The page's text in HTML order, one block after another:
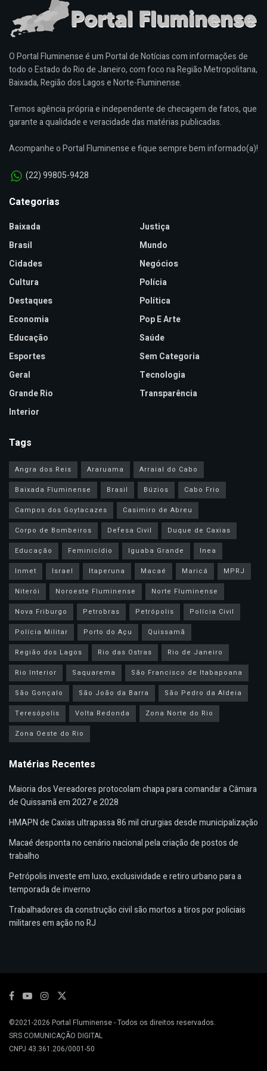
O Portal Fluminense é um Portal de Notícias com informações de
todo o Estado do Rio de Janeiro, com foco na Região Metropolitana,
Baixada, Região dos Lagos e Norte-Fluminense.
Temos agência própria e independente de checagem de fatos, que
garante a qualidade e veracidade das matérias publicadas.
Acompanhe o Portal Fluminense e fique sempre bem informado(a)!
(22) 99805-9428
Categorias
Baixada
Brasil
Cidades
Cultura
Destaques
Economia
Educação
Esportes
Geral
Grande Rio
Interior
Justiça
Mundo
Negócios
Polícia
Política
Pop E Arte
Saúde
Sem Categoria
Tecnologia
Transparência
Tags
Angra dos Reis Araruama
Arraial do Cabo
Baixada Fluminense
Brasil Búzios
Cabo Frio
Campos dos Goytacazes
Casimiro de Abreu
Corpo de Bombeiros
Defesa Civil
Duque de Caxias
Educação
Feminicídio Iguaba Grande
Inea
Inmet
Israel Itaperuna Macaé Maricá
MPRJ
Niterói
Noroeste Fluminense
Norte Fluminense
Nova Friburgo
Petrobras Petrópolis
Polícia Civil
Polícia Militar
Porto do Açu
Quissamã
Região dos Lagos
Rio das Ostras
Rio de Janeiro
Rio Interior
Saquarema
São Francisco de Itabapoana
São Gonçalo
São João da Barra
São Pedro da Aldeia
Teresópolis
Volta Redonda
Zona Norte do Rio
Zona Oeste do Rio
Matérias Recentes
Maioria dos Vereadores protocolam chapa para comandar a Câmara
de Quissamã em 2027 e 2028
HMAPN de Caxias ultrapassa 86 mil cirurgias desde municipalização
Macaé desponta no cenário nacional pela criação de postos de
trabalho
Petrópolis investe em luxo, exclusividade e retiro urbano para a
temporada de inverno
Trabalhadores da construção civil são mortos a tiros por policiais
militares em ação no RJ
©2021-2026 Portal Fluminense- Todos os direitos reservados.
SRS COMUNICAÇÃO DIGITAL
CNPJ 43.361.206/0001-50